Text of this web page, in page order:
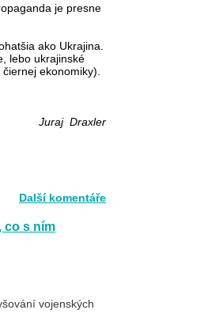
je presne
ako Ukrajina.
lebo ukrajinské
ekonomiky).
Juraj Draxler
Další komentáře
co s ním
vojenských